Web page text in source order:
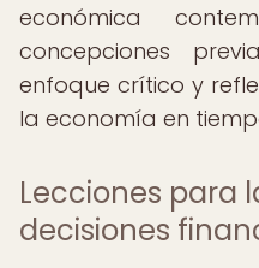
económica
concepciones
enfoque crítico y
la economía en
Lecciones para
decisiones